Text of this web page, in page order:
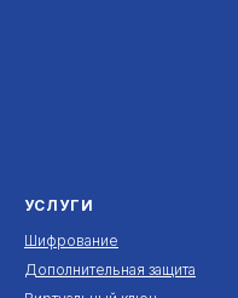
УСЛУГИ
Шифрование
Дополнительная защита